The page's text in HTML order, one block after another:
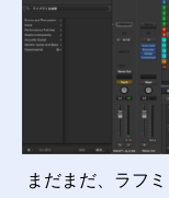
まだまだ、ラフ